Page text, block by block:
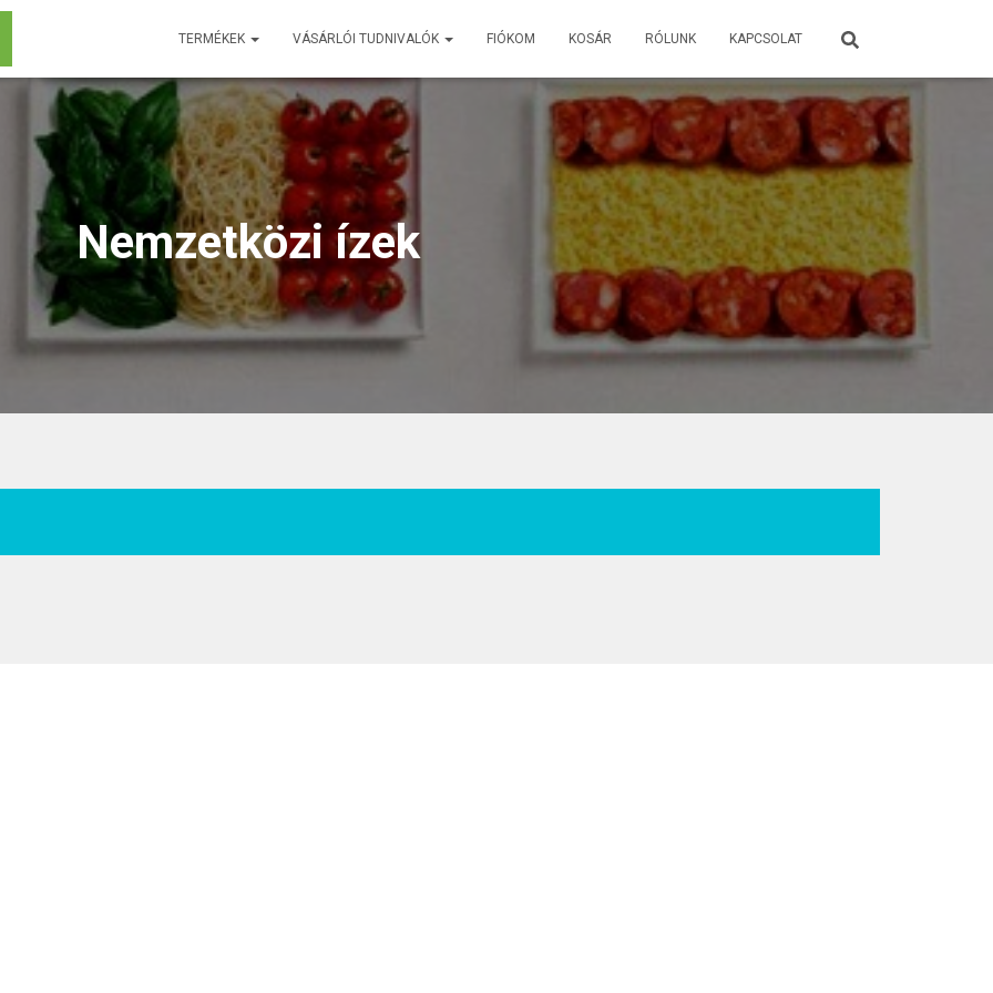
TERMÉKEK VÁSÁRLÓI TUDNIVALÓK FIÓKOM KOSÁR RÓLUNK KAPCSOLAT
Nemzetközi ízek